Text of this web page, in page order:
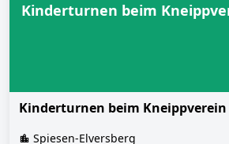
Kinderturnen beim
Kinderturnen beim Kneippverein
Spiesen-Elversberg